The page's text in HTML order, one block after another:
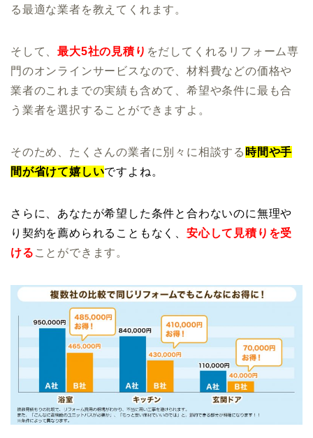
る最適な業者を教えてくれます。
そして、最大5社の見積り をだしてくれるリフォーム専
門のオンラインサービスなので、材料費などの価格や
業者のこれまでの実績も含めて、希望や条件に最も合
う業者を選択することができますよ。
そのため、たくさんの業者に別々に相談する 時間や手
間が省けて嬉しいですよね。
さらに、あなたが希望した条件と合わないのに無理や
り契約を薦められることもなく、安心して見積りを受
ける ことができます。